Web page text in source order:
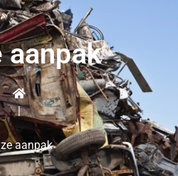
aanpak
|
aanpak